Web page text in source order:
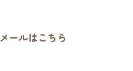
メールはこちら